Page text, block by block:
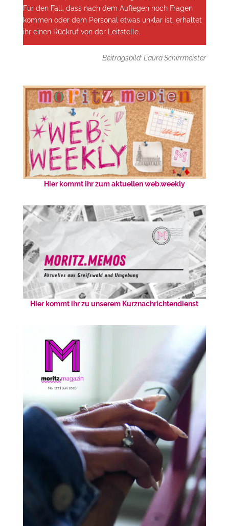
Für den Fall, dass nach dem Auflegen noch Fragen
kommen oder dem Personal etwas unklar ist, erhaltet
ihr einen Rückruf von der Leitstelle.
Beitragsbild: Laura Schirrmeister
Hier kommt ihr zum aktuellen web.weekly
Hier kommt ihr zu unserem Kurznachrichtendienst